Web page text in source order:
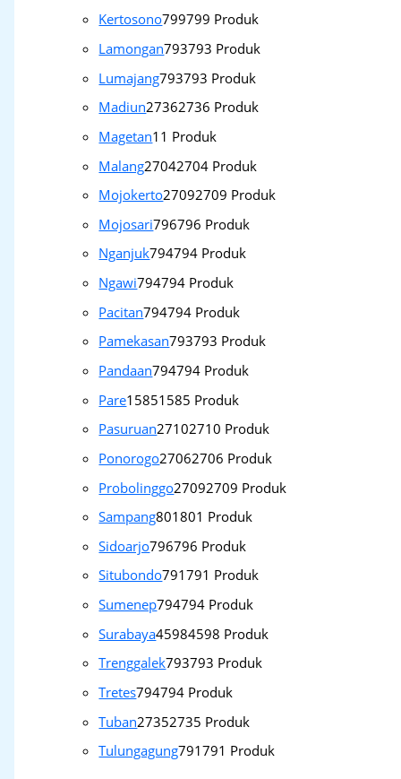
Kertosono799799 Produk
Lamongan793793 Produk
Lumajang793793 Produk
Madiun27362736 Produk
Magetan1 1 Produk
Malang27042704 Produk
Mojokerto27092709 Produk
Mojosari796796 Produk
Nganjuk794794 Produk
Ngawi794794 Produk
Pacitan794794 Produk
Pamekasan793793 Produk
Pandaan794794 Produk
Pare15851585 Produk
Pasuruan27102710 Produk
Ponorogo27062706 Produk
Probolinggo27092709 Produk
Sampang801801 Produk
Sidoarjo796796 Produk
Situbondo791791 Produk
Sumenep794794 Produk
Surabaya45984598 Produk
Trenggalek793793 Produk
Tretes794794 Produk
Tuban27352735 Produk
Tulungagung791791 Produk